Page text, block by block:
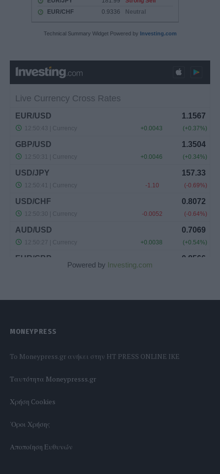
Technical Summary Widget Powered by Investing.com
Powered by Investing.com
MONEYPRESS
To Moneypress.gr ανήκει στην HT PRESS ONLINE IKE
Tαυτότητα Moneypresss.gr
Χρήση Cookies
'Οροι Χρήσης
Αποποίηση Ευθυνών